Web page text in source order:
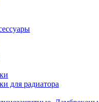
для радиатора